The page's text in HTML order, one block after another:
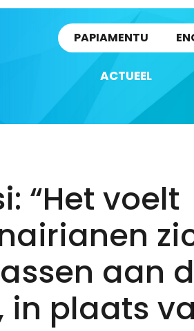
PAPIAMENTU
ACTUEEL
“Het voelt
aan
in plaats